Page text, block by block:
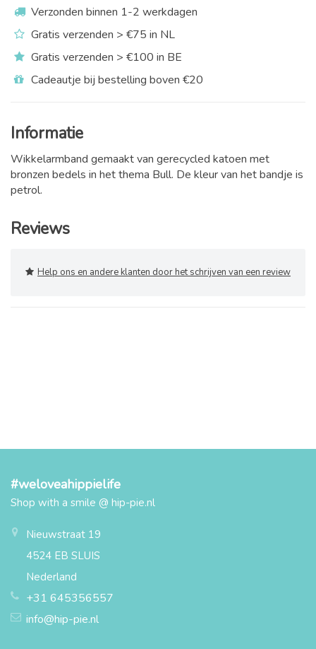
Verzonden binnen 1-2 werkdagen
Gratis verzenden > €75 in NL
Gratis verzenden > €100 in BE
Cadeautje bij bestelling boven €20
Informatie
Wikkelarmband gemaakt van gerecycled katoen met
bronzen bedels in het thema Bull. De kleur van het bandje is
petrol.
Reviews
Help ons en andere klanten door het schrijven van een review
#weloveahippielife
Shop with a smile @ hip-pie.nl
Nieuwstraat 19
4524 EB SLUIS
Nederland
+31 645356557
info@hip-pie.nl